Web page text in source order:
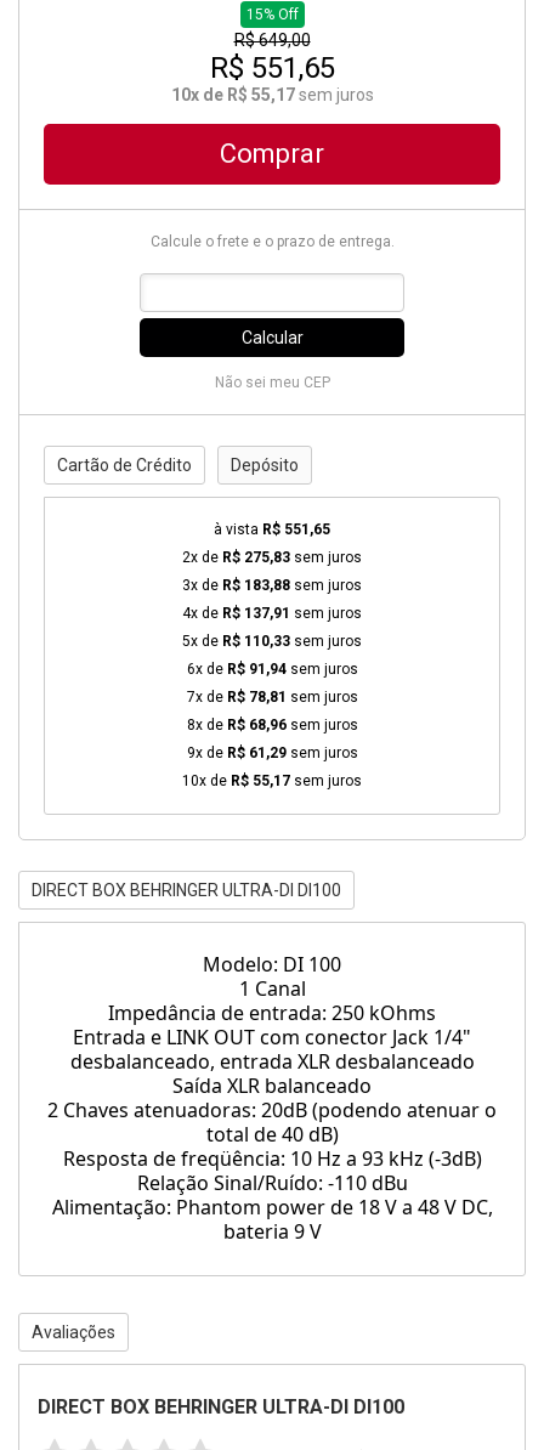
15% Off
R$ 649,00
R$ 551,65
10x de R$ 55,17 sem juros
Comprar
Calcule o frete e o prazo de entrega.
Calcular
Não sei meu CEP
Cartão de Crédito Depósito
à vista R$ 551,65
2x de R$ 275,83 sem juros
3x de R$ 183,88 sem juros
4x de R$ 137,91 sem juros
5x de R$ 110,33 sem juros
6x de R$ 91,94sem juros
7x de R$ 78,81 sem juros
8x de R$ 68,96sem juros
9x de R$ 61,29sem juros
10x de R$ 55,17 sem juros
DIRECT BOX BEHRINGER ULTRA-DI DI100
Modelo: DI 100
1 Canal
Impedância de entrada: 250 kOhms
Entrada e LINK OUT com conector Jack 1/4"
desbalanceado, entrada XLR desbalanceado
Saída XLR balanceado
2 Chaves atenuadoras: 20dB (podendo atenuar o
total de 40 dB)
Resposta de freqüência: 10 Hz a 93 kHz (-3dB)
Relação Sinal/Ruído: -110 dBu
Alimentação: Phantom power de 18 V a 48 V DC,
bateria 9 V
Avaliações
DIRECT BOX BEHRINGER ULTRA-DI DI100